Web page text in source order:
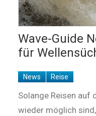
Wave-Guide
für
News Reise
Solange Reisen auf
wieder möglich